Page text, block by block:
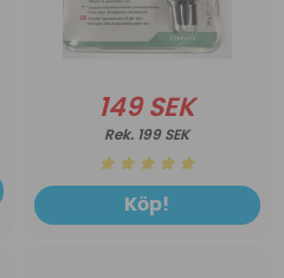
149 SEK
199 SEK
Köp!